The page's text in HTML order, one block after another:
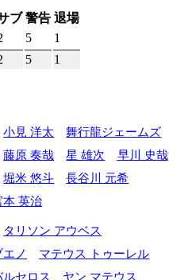
ブ 警告 退場
5
1
5 1
小見 洋太
舞行龍ジェームズ
藤原 奏哉 星 雄次
早川 史哉
堀米 悠斗
長谷川 元希
本 英治
タリソン アウベス
ノ
マテウス トゥーレル
セロス
ヤン マテウス